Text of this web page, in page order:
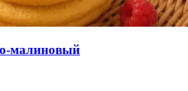
малиновый